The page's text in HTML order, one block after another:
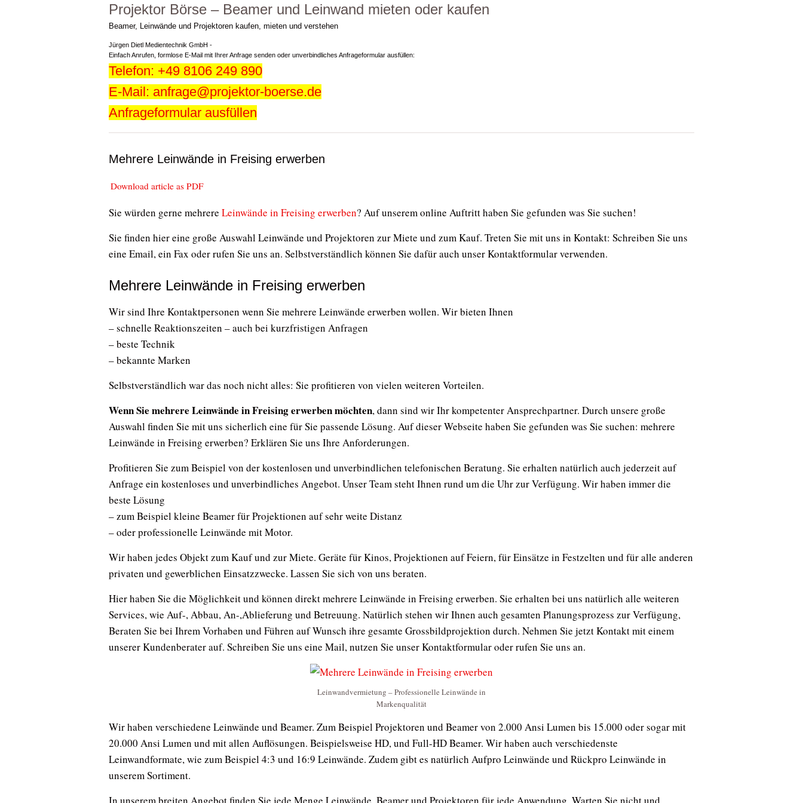
Projektor Börse – Beamer und Leinwand mieten oder kaufen
Beamer, Leinwände und Projektoren kaufen, mieten und verstehen
Jürgen Dietl Medientechnik GmbH -
Einfach Anrufen, formlose E-Mail mit Ihrer Anfrage senden oder unverbindliches Anfrageformular ausfüllen:
Telefon: +49 8106 249 890
E-Mail: anfrage@projektor-boerse.de
Anfrageformular ausfüllen
Mehrere Leinwände in Freising erwerben
Download article as PDF
Sie würden gerne mehrere Leinwände in Freising erwerben? Auf unserem online Auftritt haben Sie gefunden was Sie suchen!
Sie finden hier eine große Auswahl Leinwände und Projektoren zur Miete und zum Kauf. Treten Sie mit uns in Kontakt: Schreiben Sie uns
eine Email, ein Fax oder rufen Sie uns an. Selbstverständlich können Sie dafür auch unser Kontaktformular verwenden.
Mehrere Leinwände in Freising erwerben
Wir sind Ihre Kontaktpersonen wenn Sie mehrere Leinwände erwerben wollen. Wir bieten Ihnen
– schnelle Reaktionszeiten – auch bei kurzfristigen Anfragen
– beste Technik
– bekannte Marken
Selbstverständlich war das noch nicht alles: Sie profitieren von vielen weiteren Vorteilen.
Wenn Sie mehrere Leinwände in Freising erwerben möchten, dann sind wir Ihr kompetenter Ansprechpartner. Durch unsere große
Auswahl finden Sie mit uns sicherlich eine für Sie passende Lösung. Auf dieser Webseite haben Sie gefunden was Sie suchen: mehrere
Leinwände in Freising erwerben? Erklären Sie uns Ihre Anforderungen.
Profitieren Sie zum Beispiel von der kostenlosen und unverbindlichen telefonischen Beratung. Sie erhalten natürlich auch jederzeit auf
Anfrage ein kostenloses und unverbindliches Angebot. Unser Team steht Ihnen rund um die Uhr zur Verfügung. Wir haben immer die
beste Lösung
– zum Beispiel kleine Beamer für Projektionen auf sehr weite Distanz
– oder professionelle Leinwände mit Motor.
Wir haben jedes Objekt zum Kauf und zur Miete. Geräte für Kinos, Projektionen auf Feiern, für Einsätze in Festzelten und für alle anderen
privaten und gewerblichen Einsatzzwecke. Lassen Sie sich von uns beraten.
Hier haben Sie die Möglichkeit und können direkt mehrere Leinwände in Freising erwerben. Sie erhalten bei uns natürlich alle weiteren
Services, wie Auf-, Abbau, An-,Ablieferung und Betreuung. Natürlich stehen wir Ihnen auch gesamten Planungsprozess zur Verfügung,
Beraten Sie bei Ihrem Vorhaben und Führen auf Wunsch ihre gesamte Grossbildprojektion durch. Nehmen Sie jetzt Kontakt mit einem
unserer Kundenberater auf. Schreiben Sie uns eine Mail, nutzen Sie unser Kontaktformular oder rufen Sie uns an.
Leinwandvermietung – Professionelle Leinwände in
Markenqualität
Wir haben verschiedene Leinwände und Beamer. Zum Beispiel Projektoren und Beamer von 2.000 Ansi Lumen bis 15.000 oder sogar mit
20.000 Ansi Lumen und mit allen Auflösungen. Beispielsweise HD, und Full-HD Beamer. Wir haben auch verschiedenste
Leinwandformate, wie zum Beispiel 4:3 und 16:9 Leinwände. Zudem gibt es natürlich Aufpro Leinwände und Rückpro Leinwände in
unserem Sortiment.